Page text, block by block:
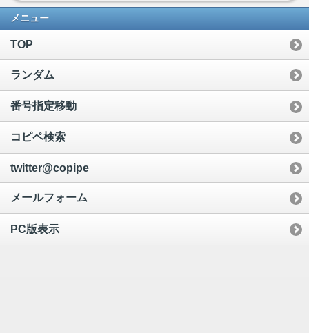
メニュー
TOP
ランダム
番号指定移動
コピペ検索
twitter@copipe
メールフォーム
PC版表示